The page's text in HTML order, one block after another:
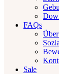
FAQs
Sale